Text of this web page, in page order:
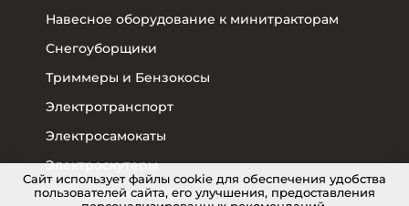
Навесное оборудование к минитракторам
Снегоуборщики
Триммеры и Бензокосы
Электротранспорт
Электросамокаты
Электроскутеры
Электровелосипеды
Cайт использует файлы cookie для обеспечения удобства
пользователей сайта, его улучшения, предоставления